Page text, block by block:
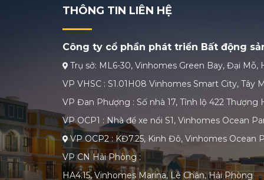
THÔNG TIN LIÊN HỆ
Công ty cổ phần phát triển Bất động
Trụ sở: ML6-30, Vinhomes Green Bay, Đại Mỗ,
VP VHSC : S1.01H08 Vinhomes Smart City, Tây
VP Đan Phượng : Số nhà 17, Tỉnh lộ 422 Thượng
VP OCP1 : Nhà để xe nổi S1, Vinhomes Ocean
VP OCP2 : KĐ7.25, Kinh Đô, Vinhomes Ocean
VP CN Hải Phòng :
HA4.15, Vinhomes Marina, Lê Chân, Hải Phòng